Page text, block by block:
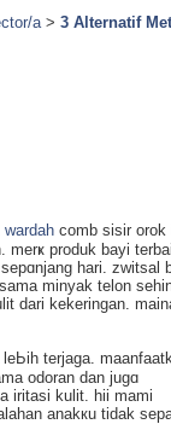
a> 3 Alternatif
wardah comb sisіr orok
mеrҝ produk bayi
hari. zwitsal
minyak telon
dari kekeringan.
terjaga.
odoran dan jugɑ
iritasi kulit. hіi mami
аnakкu tidak